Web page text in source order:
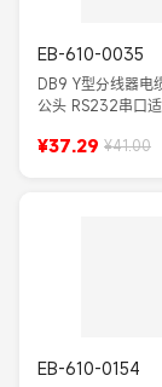
EB-610-0035
DB9 Y型分线器电
公头 RS232串口
米直通线，用于
设
¥37.29 ¥41.00
EB-610-0154